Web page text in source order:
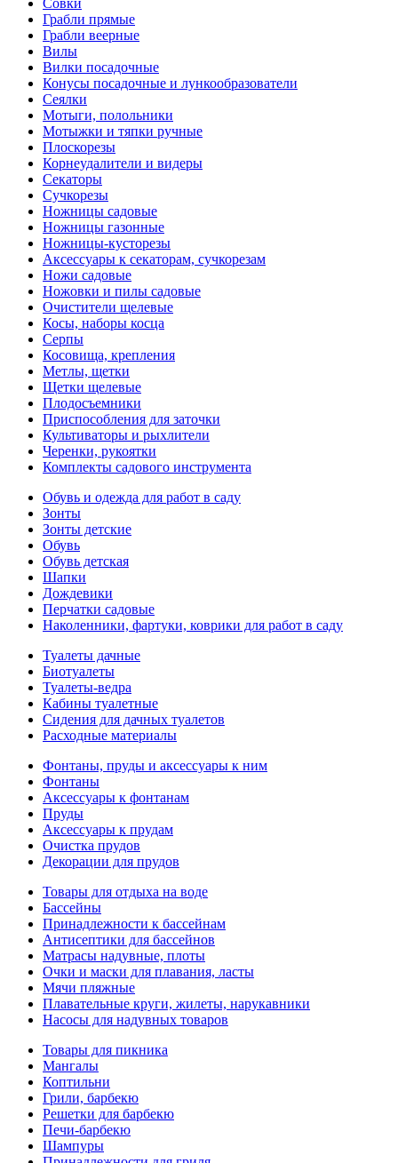
Совки
Грабли прямые
Грабли веерные
Вилы
Вилки посадочные
Конусы посадочные и лункообразователи
Сеялки
Мотыги, полольники
Мотыжки и тяпки ручные
Плоскорезы
Корнеудалители и видеры
Секаторы
Сучкорезы
Ножницы садовые
Ножницы газонные
Ножницы-кусторезы
Аксессуары к секаторам, сучкорезам
Ножи садовые
Ножовки и пилы садовые
Очистители щелевые
Косы, наборы косца
Серпы
Косовища, крепления
Метлы, щетки
Щетки щелевые
Плодосъемники
Приспособления для заточки
Культиваторы и рыхлители
Черенки, рукоятки
Комплекты садового инструмента
Обувь и одежда для работ в саду
Зонты
Зонты детские
Обувь
Обувь детская
Шапки
Дождевики
Перчатки садовые
Наколенники, фартуки, коврики для работ в саду
Туалеты дачные
Биотуалеты
Туалеты-ведра
Кабины туалетные
Сидения для дачных туалетов
Расходные материалы
Фонтаны, пруды и аксессуары к ним
Фонтаны
Аксессуары к фонтанам
Пруды
Аксессуары к прудам
Очистка прудов
Декорации для прудов
Товары для отдыха на воде
Бассейны
Принадлежности к бассейнам
Антисептики для бассейнов
Матраcы надувные, плоты
Очки и маски для плавания, ласты
Мячи пляжные
Плавательные круги, жилеты, нарукавники
Насосы для надувных товаров
Товары для пикника
Мангалы
Коптильни
Грили, барбекю
Решетки для барбекю
Печи-барбекю
Шампуры